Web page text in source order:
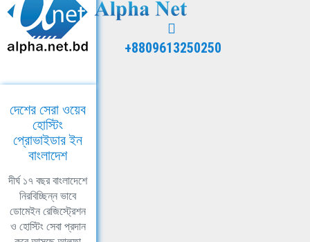
+8809613250250
দেশের সেরা ওয়েব
হোস্টিং
প্রোভাইডার ইন
বাংলাদেশ
দীর্ঘ ১৭ বছর বাংলাদেশে
নিরবিচ্ছিন্ন ভাবে
ডোমেইন রেজিস্ট্রেশন
ও হোস্টিং সেবা প্রদান